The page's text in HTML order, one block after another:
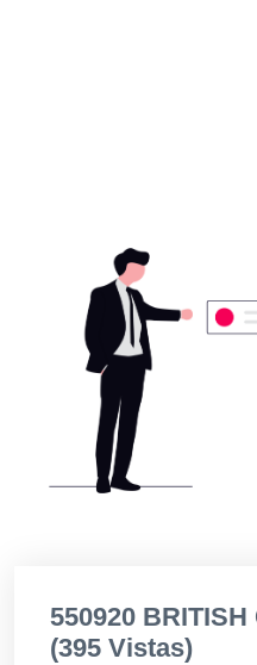
550920 BRITISH
(395 Vistas)